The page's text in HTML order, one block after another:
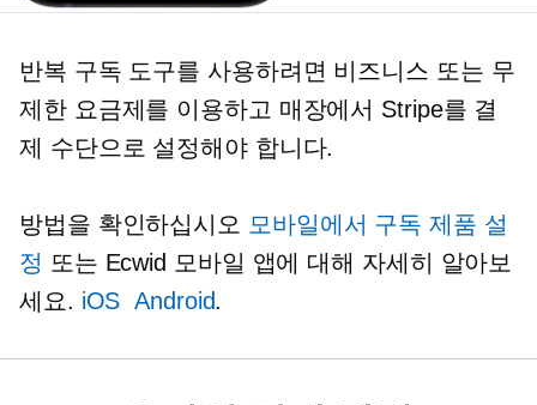
반복 구독 도구를 사용하려면 비즈니스 또는 무
제한 요금제를 이용하고 매장에서 Stripe를 결
제 수단으로 설정해야 합니다.
방법을 확인하십시오 모바일에서 구독 제품 설
정 또는 Ecwid 모바일 앱에 대해 자세히 알아보
세요. iOS Android.